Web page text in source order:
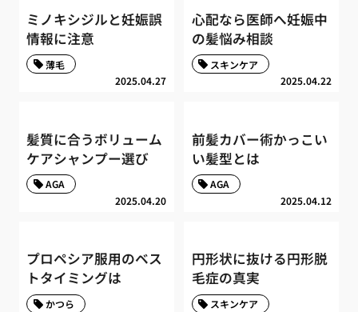
ミノキシジルと妊娠誤
情報に注意
2025.04.27
薄毛
心配なら医師へ妊娠中
の髪悩み相談
2025.04.22
スキンケア
髪質に合うボリューム
ケアシャンプー選び
2025.04.20
AGA
前髪カバー術かっこい
い髪型とは
2025.04.12
AGA
プロペシア服用のベス
トタイミングは
かつら
円形状に抜ける円形脱
毛症の真実
スキンケア